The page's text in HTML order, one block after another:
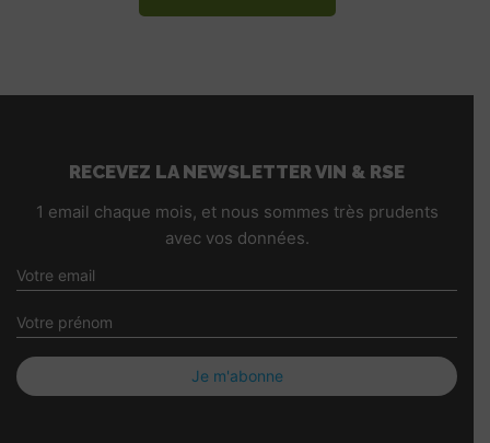
RECEVEZ LA NEWSLETTER VIN & RSE
1 email chaque mois, et nous sommes très prudents
avec vos données.